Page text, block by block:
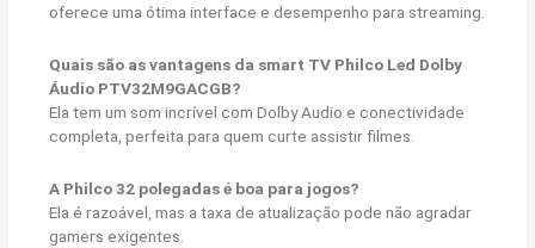
oferece uma ótima interface e desempenho para streaming.
Quais são as vantagens da smart TV Philco Led Dolby
Áudio PTV32M9GACGB?
Ela tem um som incrível com Dolby Audio e conectividade
completa, perfeita para quem curte assistir filmes.
A Philco 32 polegadas é boa para jogos?
Ela é razoável, mas a taxa de atualização pode não agradar
gamers exigentes.